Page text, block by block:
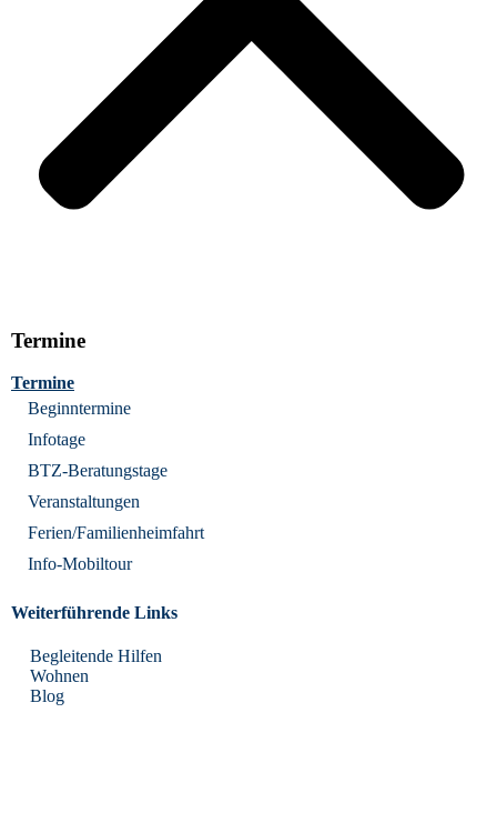
Termine
Termine
Beginntermine
Infotage
BTZ-Beratungstage
Veranstaltungen
Ferien/Familienheimfahrt
Info-Mobiltour
Weiterführende Links
Begleitende Hilfen
Wohnen
Blog